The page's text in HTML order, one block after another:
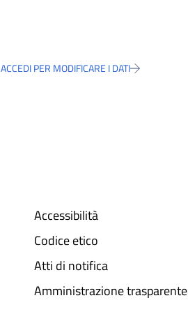
ACCEDI PER MODIFICARE I DATI
Accessibilità
Codice etico
Atti di notifica
Amministrazione trasparente